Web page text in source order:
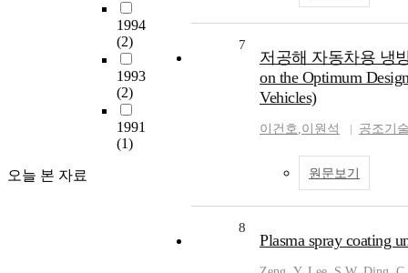
1994
(2)
1993
(2)
1991
(1)
오늘 본 자료
7
저공해 자동차용 냉
on the Optimum
Vehicles)
이건호,이원석 공조기
원문보기
8
Plasma spray coating